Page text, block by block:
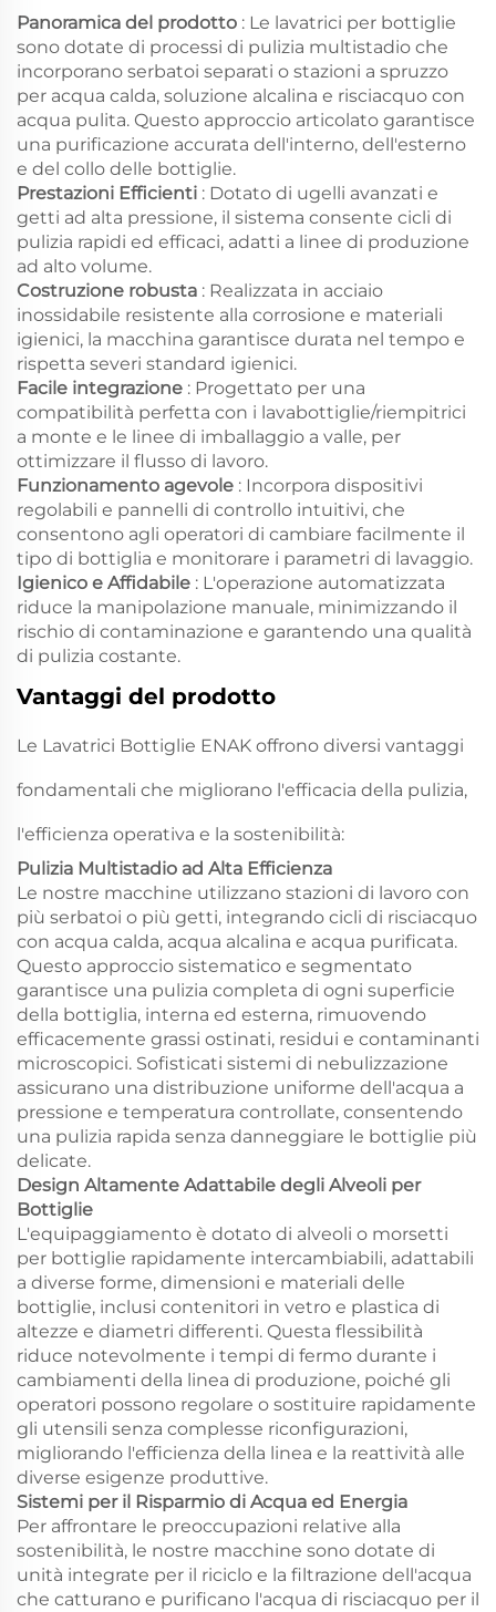
Panoramica del prodotto : Le lavatrici per bottiglie
sono dotate di processi di pulizia multistadio che
incorporano serbatoi separati o stazioni a spruzzo
per acqua calda, soluzione alcalina e risciacquo con
acqua pulita. Questo approccio articolato garantisce
una purificazione accurata dell'interno, dell'esterno
e del collo delle bottiglie.
Prestazioni Efficienti : Dotato di ugelli avanzati e
getti ad alta pressione, il sistema consente cicli di
pulizia rapidi ed efficaci, adatti a linee di produzione
ad alto volume.
Costruzione robusta : Realizzata in acciaio
inossidabile resistente alla corrosione e materiali
igienici, la macchina garantisce durata nel tempo e
rispetta severi standard igienici.
Facile integrazione : Progettato per una
compatibilità perfetta con i lavabottiglie/riempitrici
a monte e le linee di imballaggio a valle, per
ottimizzare il flusso di lavoro.
Funzionamento agevole : Incorpora dispositivi
regolabili e pannelli di controllo intuitivi, che
consentono agli operatori di cambiare facilmente il
tipo di bottiglia e monitorare i parametri di lavaggio.
Igienico e Affidabile : L'operazione automatizzata
riduce la manipolazione manuale, minimizzando il
rischio di contaminazione e garantendo una qualità
di pulizia costante.
Vantaggi del prodotto
Le Lavatrici Bottiglie ENAK offrono diversi vantaggi
fondamentali che migliorano l'efficacia della pulizia,
l'efficienza operativa e la sostenibilità:
Pulizia Multistadio ad Alta Efficienza
Le nostre macchine utilizzano stazioni di lavoro con
più serbatoi o più getti, integrando cicli di risciacquo
con acqua calda, acqua alcalina e acqua purificata.
Questo approccio sistematico e segmentato
garantisce una pulizia completa di ogni superficie
della bottiglia, interna ed esterna, rimuovendo
efficacemente grassi ostinati, residui e contaminanti
microscopici. Sofisticati sistemi di nebulizzazione
assicurano una distribuzione uniforme dell'acqua a
pressione e temperatura controllate, consentendo
una pulizia rapida senza danneggiare le bottiglie più
delicate.
Design Altamente Adattabile degli Alveoli per
Bottiglie
L'equipaggiamento è dotato di alveoli o morsetti
per bottiglie rapidamente intercambiabili, adattabili
a diverse forme, dimensioni e materiali delle
bottiglie, inclusi contenitori in vetro e plastica di
altezze e diametri differenti. Questa flessibilità
riduce notevolmente i tempi di fermo durante i
cambiamenti della linea di produzione, poiché gli
operatori possono regolare o sostituire rapidamente
gli utensili senza complesse riconfigurazioni,
migliorando l'efficienza della linea e la reattività alle
diverse esigenze produttive.
Sistemi per il Risparmio di Acqua ed Energia
Per affrontare le preoccupazioni relative alla
sostenibilità, le nostre macchine sono dotate di
unità integrate per il riciclo e la filtrazione dell'acqua
che catturano e purificano l'acqua di risciacquo per il